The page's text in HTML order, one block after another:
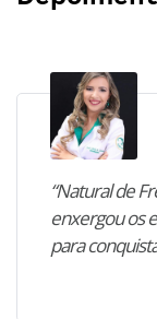
“Natural de
enxergou os
para